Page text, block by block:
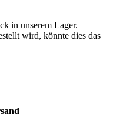
in unserem Lager.
wird, könnte dies das